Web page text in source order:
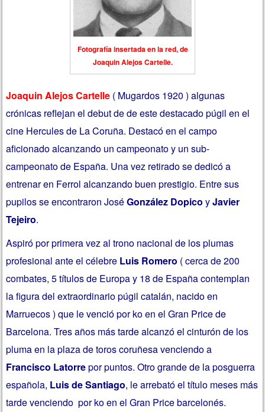
Fotografía insertada en la red, de
Joaquin Alejos Cartelle.
Joaquin Alejos Cartelle ( Mugardos 1920 ) algunas
crónicas reflejan el debut de de este destacado púgil en el
cine Hercules de La Coruña. Destacó en el campo
aficionado alcanzando un campeonato y un sub-
campeonato de España. Una vez retirado se dedicó a
entrenar en Ferrol alcanzando buen prestigio. Entre sus
pupilos se encontraron JoséGonzález Dopico yJavier
Tejeiro.
Aspiró por primera vez al trono nacional de los plumas
profesional ante el célebre Luis Romero ( cerca de 200
combates, 5 títulos de Europa y 18 de España contemplan
la figura del extraordinario púgil catalán, nacido en
Marruecos ) que le venció por ko en el Gran Price de
Barcelona. Tres años más tarde alcanzó el cinturón de los
pluma en la plaza de toros coruñesa venciendo a
Francisco Latorrepor puntos. Otro grande de la posguerra
española, Luis de Santiago, le arrebató el título meses más
tarde venciendo por ko en el Gran Price barcelonés.